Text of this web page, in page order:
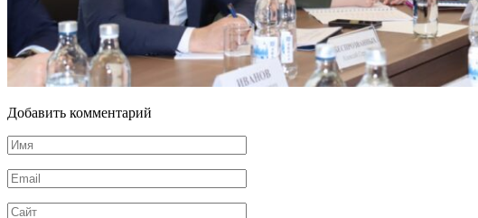
Добавить комментарий
Имя
Email
Сайт